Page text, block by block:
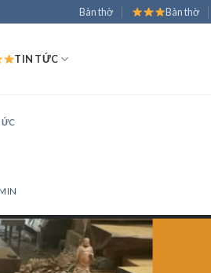
Bàn thờ Bàn thờ
TIN TỨC